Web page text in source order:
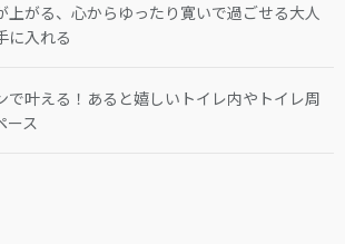
上がる、心からゆったり寛いで過ごせる大人
に入れる
で叶える！あると嬉しいトイレ内やトイレ周
ース